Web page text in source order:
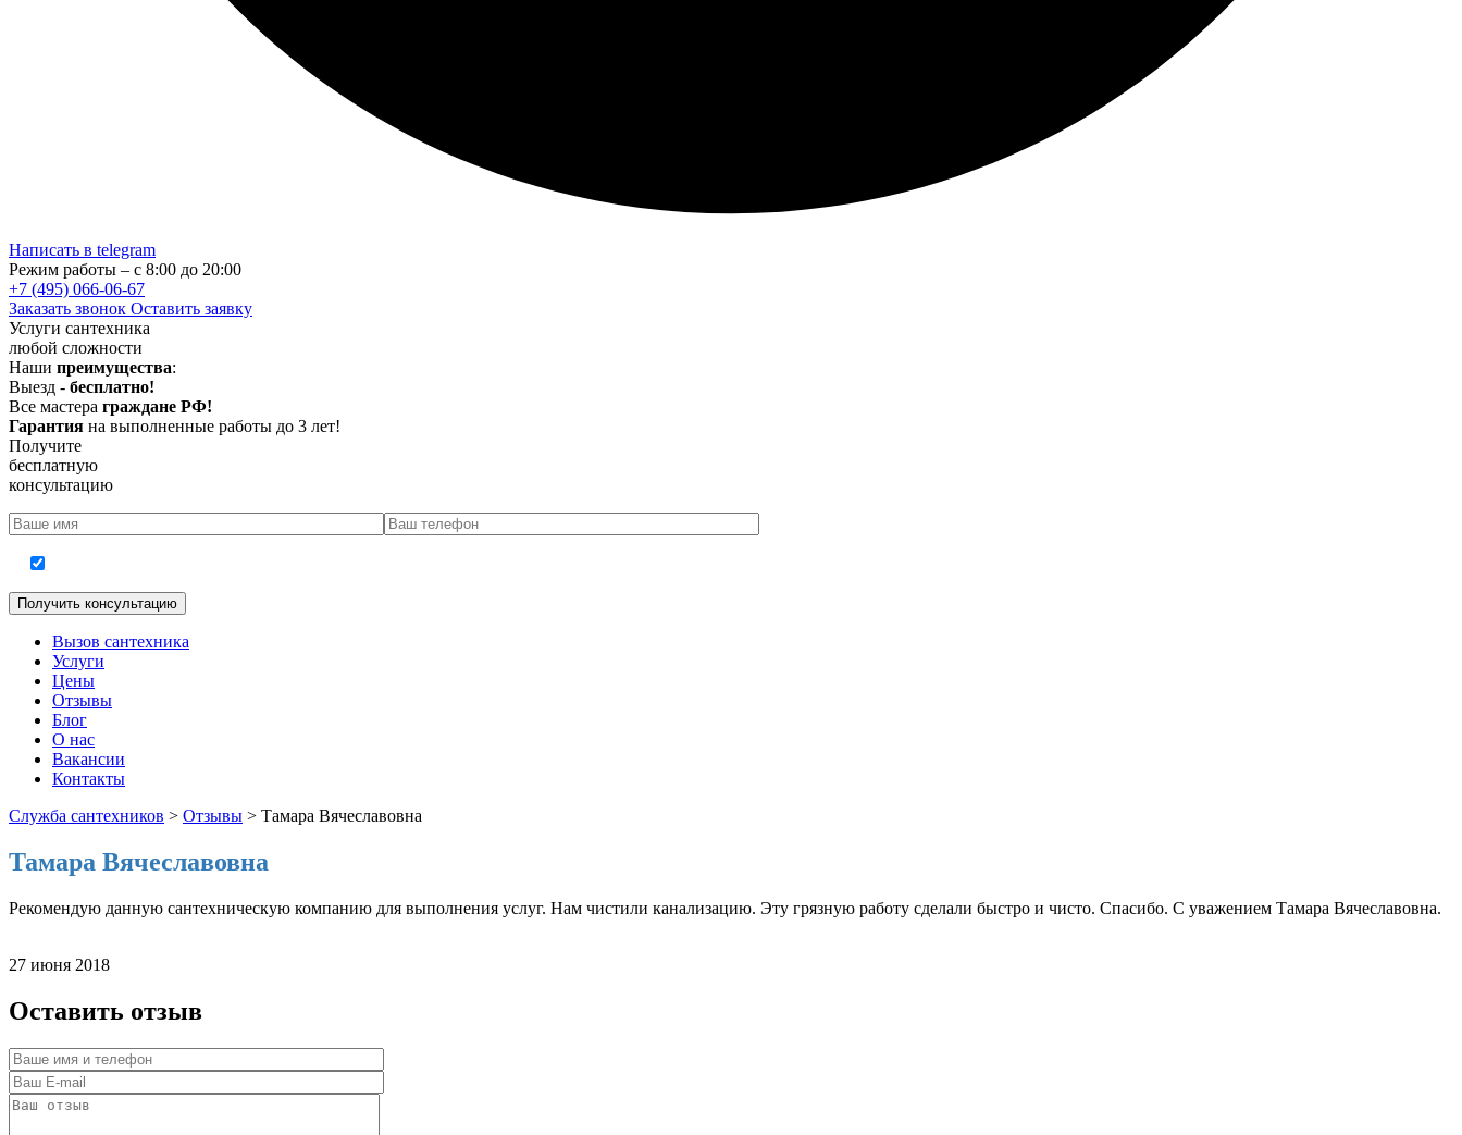
Написать в telegram
Режим работы – с 8:00 до 20:00
+7 (495) 066-06-67
Заказать звонок Оставить заявку
Услуги сантехника
любой сложности
Наши преимущества:
Выезд - бесплатно!
Все мастера граждане РФ!
Гарантия на выполненные работы до 3 лет!
Получите
бесплатную
консультацию
Вызов сантехника
Услуги
Цены
Отзывы
Блог
О нас
Вакансии
Контакты
Служба сантехников > Отзывы > Тамара Вячеславовна
Тамара Вячеславовна
Рекомендую данную сантехническую компанию для выполнения услуг. Нам чистили канализацию. Эту грязную работу сделали быстро и чисто. Спасибо. С уважением Тамара Вячеславовна.
27 июня 2018
Оставить отзыв